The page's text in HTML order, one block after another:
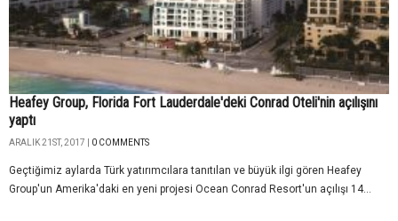
Heafey Group, Florida Fort Lauderdale'deki Conrad Oteli'nin açılışını
yaptı
ARALIK 21ST, 2017 | 0 COMMENTS
Geçtiğimiz aylarda Türk yatırımcılara tanıtılan ve büyük ilgi gören Heafey
Group'un Amerika'daki en yeni projesi Ocean Conrad Resort'un açılışı 14...